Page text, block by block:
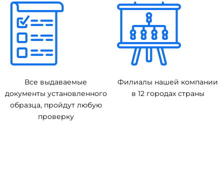
Все выдаваемые
документы установленного
образца, пройдут любую
проверку
Филиалы нашей компании
в 12 городах страны